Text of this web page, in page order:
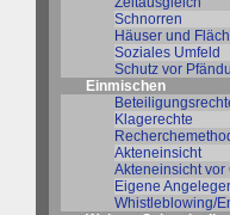
Schnorren
Häuser und
Soziales Umfeld
Schutz vor
Einmischen
Klagerechte
Akteneinsicht
Akteneinsicht vor
Eigene
Whistleblowing/